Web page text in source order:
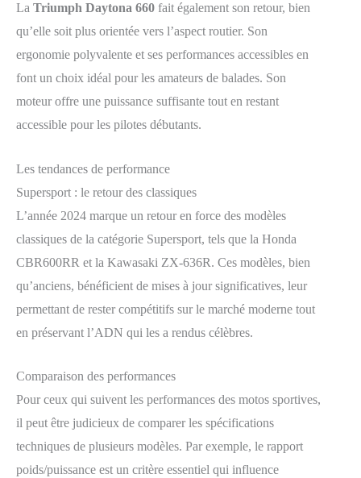
La Triumph Daytona 660 fait également son retour, bien
qu’elle soit plus orientée vers l’aspect routier. Son
ergonomie polyvalente et ses performances accessibles en
font un choix idéal pour les amateurs de balades. Son
moteur offre une puissance suffisante tout en restant
accessible pour les pilotes débutants.
Les tendances de performance
Supersport : le retour des classiques
L’année 2024 marque un retour en force des modèles
classiques de la catégorie Supersport, tels que la Honda
CBR600RR et la Kawasaki ZX-636R. Ces modèles, bien
qu’anciens, bénéficient de mises à jour significatives, leur
permettant de rester compétitifs sur le marché moderne tout
en préservant l’ADN qui les a rendus célèbres.
Comparaison des performances
Pour ceux qui suivent les performances des motos sportives,
il peut être judicieux de comparer les spécifications
techniques de plusieurs modèles. Par exemple, le rapport
poids/puissance est un critère essentiel qui influence